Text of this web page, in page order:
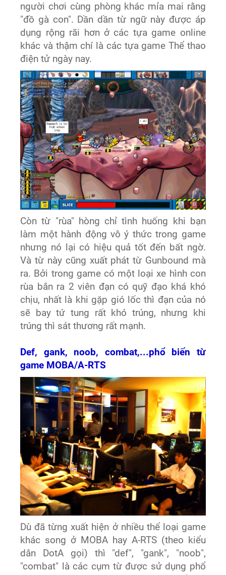
người chơi cùng phòng khác mỉa mai rằng
"đồ gà con". Dần dần từ ngữ này được áp
dụng rộng rãi hơn ở các tựa game online
khác và thậm chí là các tựa game Thể thao
điện tử ngày nay.
Còn từ "rùa" hòng chỉ tình huống khi bạn
làm một hành động vô ý thức trong game
nhưng nó lại có hiệu quả tốt đến bất ngờ.
Và từ này cũng xuất phát từ Gunbound mà
ra. Bởi trong game có một loại xe hình con
rùa bắn ra 2 viên đạn có quỹ đạo khá khó
chịu, nhất là khi gặp gió lốc thì đạn của nó
sẽ bay tứ tung rất khó trúng, nhưng khi
trúng thì sát thương rất mạnh.
Def, gank, noob, combat,...phổ biến từ
game MOBA/A-RTS
Dù đã từng xuất hiện ở nhiều thể loại game
khác song ở MOBA hay A-RTS (theo kiểu
dân DotA gọi) thì "def", "gank", "noob",
"combat" là các cụm từ được sử dụng phổ